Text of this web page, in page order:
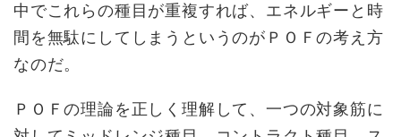
中でこれらの種目が重複すれば、エネルギーと時
間を無駄にしてしまうというのがＰＯＦの考え方
なのだ。
ＰＯＦの理論を正しく理解して、一つの対象筋に